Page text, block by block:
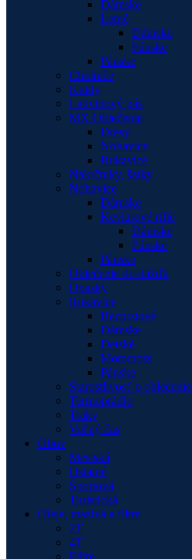
Dámske
Letné
Dámske
Pánske
Pánske
Chrániče
Kukly
Ladvinový pás
MX Oblečenie
Dresy
Nohavice
Rukavice
Nákrčníky, šatky
Nohavice
Dámske
Kevlarové rifle
Dámske
Pánske
Pánske
Oblečenie do dažďa
Opasky
Rukavice
Bezprstové
Dámske
Detské
Motocross
Pánske
Starostlivosť o oblečenie
Termoprádlo
Traky
Voľný čas
Obuv
Mestská
Ostatné
Športová
Turistická
Oleje, mazivá a filtre
2T
4T
Filtre